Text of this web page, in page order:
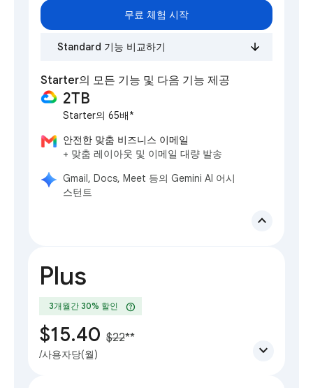
무료 체험 시작
Standard 기능 비교하기
Starter의 모든 기능 및 다음 기능 제공
2TB
Starter의 65배*
안전한 맞춤 비즈니스 이메일
+ 맞춤 레이아웃 및 이메일 대량 발송
Gmail, Docs, Meet 등의 Gemini AI 어시
스턴트
expand_less
Plus
3개월간 30% 할인 help
$15.40 $22**
/사용자당(월) expand_more